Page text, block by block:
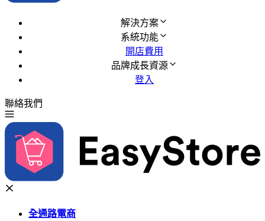
解決方案
系統功能
開店費用
品牌成長資源
登入
聯絡我們
全通路電商